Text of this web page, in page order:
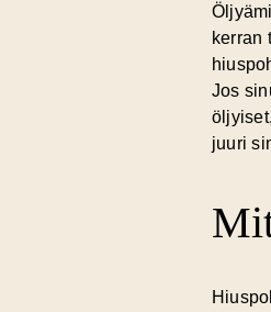
kerran
Jos
juuri